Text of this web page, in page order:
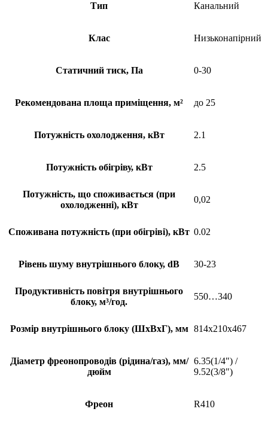
Тип Канальний
Клас Низьконапірний
Статичний тиск, Па 0-30
Рекомендована площа приміщення, м² до 25
Потужність охолодження, кВт 2.1
Потужність обігріву, кВт 2.5
Потужність, що споживається (при
охолодженні), кВт
0,02
Споживана потужність (при обігріві), кВт 0.02
Рівень шуму внутрішнього блоку, dB 30-23
Продуктивність повітря внутрішнього
блоку, м³/год.
550…340
Розмір внутрішнього блоку (ШхВхГ), мм 814x210x467
Діаметр фреонопроводів (рідина/газ), мм/
дюйм
6.35(1/4") /
9.52(3/8")
Фреон R410